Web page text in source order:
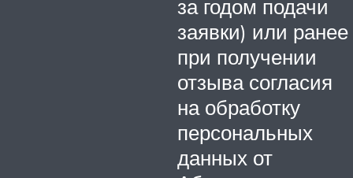
за годом подачи
заявки) или ранее
при получении
отзыва согласия
на обработку
персональных
данных от